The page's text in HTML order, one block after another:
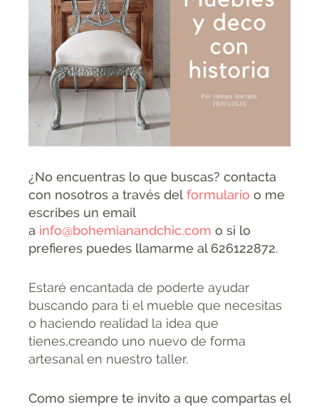
¿No encuentras lo que buscas? contacta
con nosotros a través del formulario o me
escribes un email
a info@bohemianandchic.com o si lo
prefieres puedes llamarme al 626122872.
Estaré encantada de poderte ayudar
buscando para ti el mueble que necesitas
o haciendo realidad la idea que
tienes,creando uno nuevo de forma
artesanal en nuestro taller.
Como siempre te invito a que compartas el